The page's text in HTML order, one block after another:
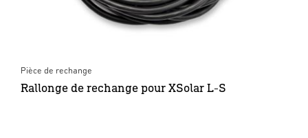
Pièce de rechange
Rallonge de rechange pour XSolar L-S